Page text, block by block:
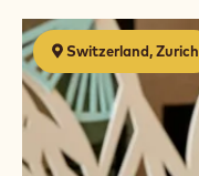
Switzerland, Zurich
Viennoiserie
with
Antonio
Bachour